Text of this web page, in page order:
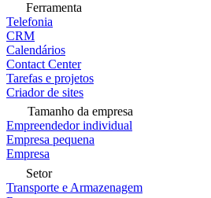
Ferramenta
Telefonia
CRM
Calendários
Contact Center
Tarefas e projetos
Criador de sites
Tamanho da empresa
Empreendedor individual
Empresa pequena
Empresa
Setor
Transporte e Armazenagem